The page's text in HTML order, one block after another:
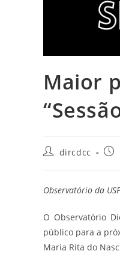
Maior
dircdcc
Observatório da
O Observatório
público para a
Maria Rita do